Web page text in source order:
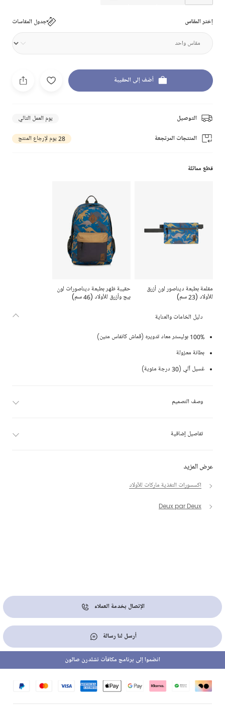
إختر المقاس جدول المقاسات
أضف إلى الحقيبة
التوصيل يوم العمل التالي
المنتجات المرتجعة 28 يوم لإرجاع المنتج
قطع مماثلة
مقلمة بطبعة ديناصور لون أزرق
للأولاد (23 سم)
حقيبة ظهر بطبعة ديناصورات لون
بيج وأزرق للأولاد (46 سم)
عرض المزيد
اكسسورات التغذية ماركات للأولاد
Deux par Deux
دليل الخامات والعناية
100% بوليستر معاد تدويره (قماش كانفاس متين)
بطانة معزولة
غسيل آلي (30 درجة مئوية)
وصف التصميم
تفاصيل إضافية
الإتصال بخدمة العملاء
أرسل لنا رسالة
انضموا إلى برنامج مكافآت تشلدرن صالون